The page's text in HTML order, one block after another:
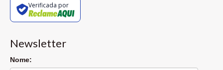
Verificada por
Newsletter
Nome: